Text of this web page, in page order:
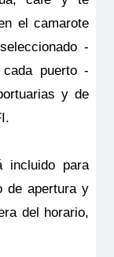
el camarote
-
cada puerto -
y de
incluido para
de apertura y
del horario,